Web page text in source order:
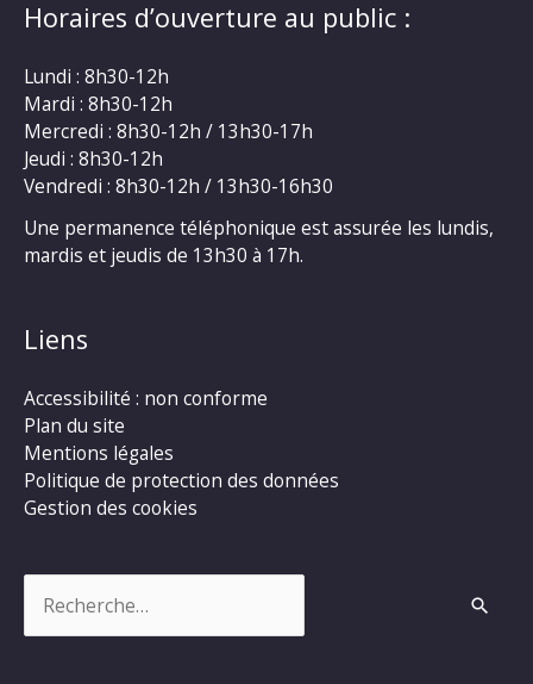
Horaires d’ouverture au public :
Lundi : 8h30-12h
Mardi : 8h30-12h
Mercredi : 8h30-12h / 13h30-17h
Jeudi : 8h30-12h
Vendredi : 8h30-12h / 13h30-16h30
Une permanence téléphonique est assurée les lundis,
mardis et jeudis de 13h30 à 17h.
Liens
Accessibilité : non conforme
Plan du site
Mentions légales
Politique de protection des données
Gestion des cookies